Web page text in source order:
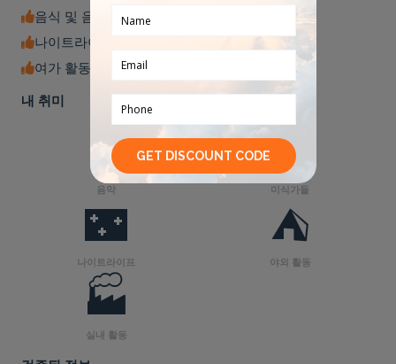
음식 및 음료
나이트라이프
여가 활동
내 취미
🎸
음악
🌮
미식가들
🌃
나이트라이프
⛺
야외 활동
🏭
실내 활동